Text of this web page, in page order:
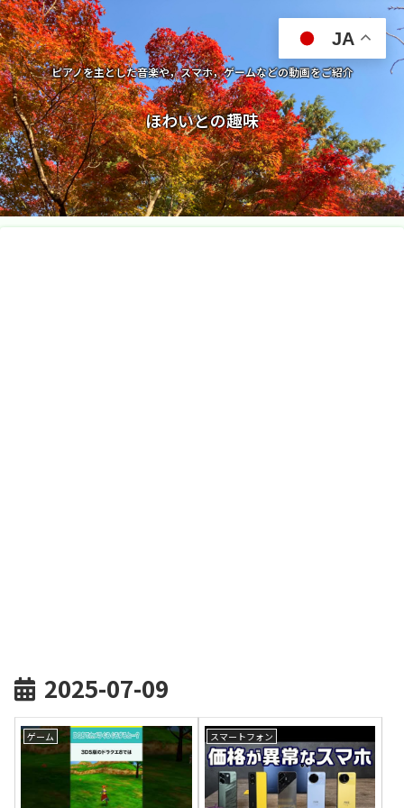
ピアノを主とした音楽や，スマホ，ゲームなどの動画をご紹介
ほわいとの趣味
2025-07-09
ゲーム スマートフォン
JA